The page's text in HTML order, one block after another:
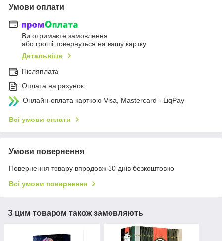
Умови оплати
Ви отримаєте замовлення
або гроші повернуться на вашу картку
Детальніше
Післяплата
Оплата на рахунок
Онлайн-оплата карткою Visa, Mastercard - LiqPay
Всі умови оплати
Умови повернення
Повернення товару впродовж 30 днів безкоштовно
Всі умови повернення
З цим товаром також замовляють